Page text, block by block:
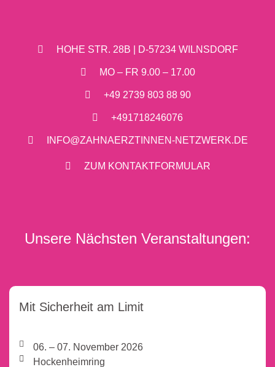
HOHE STR. 28B | D-57234 WILNSDORF
MO – FR 9.00 – 17.00
+49 2739 803 88 90
+491718246076
INFO@ZAHNAERZTINNEN-NETZWERK.DE
ZUM KONTAKTFORMULAR
Unsere Nächsten Veranstaltungen:
Mit Sicherheit am Limit
06. – 07. November 2026
Hockenheimring